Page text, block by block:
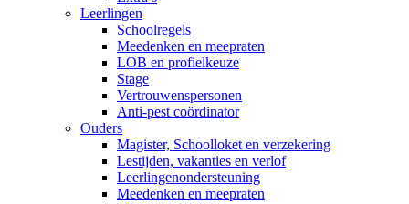
Leerlingen
Schoolregels
Meedenken en meepraten
LOB en profielkeuze
Stage
Vertrouwenspersonen
Anti-pest coördinator
Ouders
Magister, Schoolloket en verzekering
Lestijden, vakanties en verlof
Leerlingenondersteuning
Meedenken en meepraten